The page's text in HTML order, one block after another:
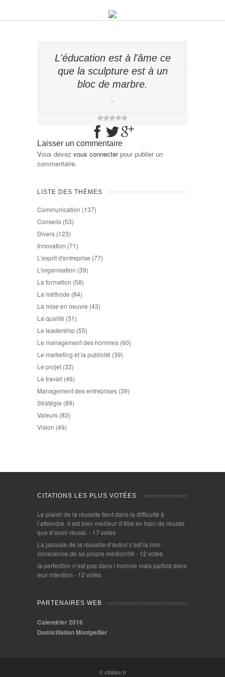
L'éducation est à l'âme ce
que la sculpture est à un
bloc de marbre.
−
Laisser un commentaire
Vous devez vous connecterpour publier un
commentaire.
LISTE DES THÈMES
Communication (137)
Conseils (53)
Divers (123)
Innovation (71)
L'esprit d'entreprise (77)
L'organisation (39)
La formation (58)
La méthode (84)
La mise en oeuvre (43)
La qualité (31)
Le leadership (55)
Le management des hommes (60)
Le marketing et la publicité (39)
Le projet (32)
Le travail (46)
Management des entreprises (39)
Stratégie (89)
Valeurs (83)
Vision (49)
CITATIONS LES PLUS VOTÉES
Le plaisir de la réussite tient dans la difficulté à
l’atteindre. Il est bien meilleur d’être en train de réussir
que d’avoir réussi. - 17 votes
La jalousie de la réussite d’autrui c’est la non-
conscience de sa propre médiocrité - 12 votes
la perfection n’est pas dans l homme mais parfois dans
leur intention - 12 votes
PARTENAIRES WEB
Calendrier 2016
Domiciliation Montpellier
© citation.fr